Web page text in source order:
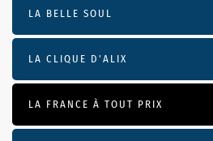
LA BELLE SOUL
LA CLIQUE D'ALIX
LA FRANCE À TOUT PRIX